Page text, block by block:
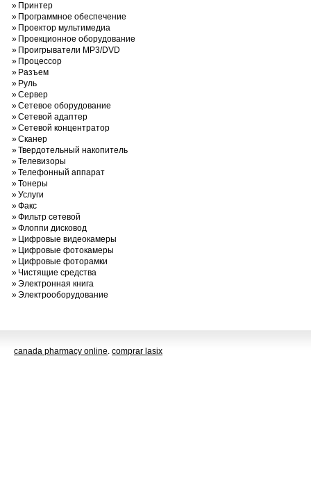
» Принтер
» Программное обеспечение
» Проектор мультимедиа
» Проекционное оборудование
» Проигрыватели MP3/DVD
» Процессор
» Разъем
» Руль
»Сервер
»Сетевое оборудование
»Сетевой адаптер
»Сетевой концентратор
»Сканер
»Твердотельный накопитель
»Телевизоры
»Телефонный аппарат
»Тонеры
»Услуги
»Факс
»Фильтр сетевой
»Флоппи дисковод
» Цифровые видеокамеры
» Цифровые фотокамеры
» Цифровые фоторамки
» Чистящие средства
»Электронная книга
»Электрооборудование
canada pharmacy online. comprar lasix